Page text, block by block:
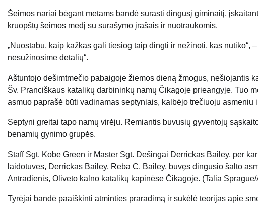
Šeimos nariai bėgant metams bandė surasti dingusį giminaitį,
kruopštų šeimos medį su surašymo įrašais ir nuotraukomis.
„Nuostabu, kaip kažkas gali tiesiog taip dingti ir nežinoti, kas nutiko“,
nesužinosime detalių“.
Aštuntojo dešimtmečio pabaigoje žiemos dieną žmogus, nešiojantis
Šv. Pranciškaus katalikų darbininkų namų Čikagoje prieangyje. Tuo
asmuo paprašė būti vadinamas septyniais, kalbėjo trečiuoju asmeniu
Septyni greitai tapo namų virėju. Remiantis buvusių gyventojų
benamių gynimo grupės.
Staff Sgt. Kobe Green ir Master Sgt. Dešingai Derrickas Bailey, per
laidotuves, Derrickas Bailey. Reba C. Bailey, buvęs dingusio šalto
Antradienis, Oliveto kalno katalikų kapinėse Čikagoje. (Talia
Tyrėjai bandė paaiškinti atminties praradimą ir sukėlė teorijas apie